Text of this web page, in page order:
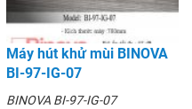
Máy hút khử mùi BINOVA
BI-97-IG-07
BINOVA BI-97-IG-07